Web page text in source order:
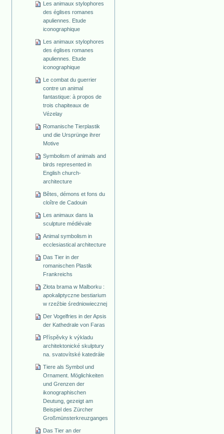
Les animaux stylophores
des églises romanes
apuliennes. Etude
iconographique
Les animaux stylophores
des églises romanes
apuliennes. Etude
iconographique
Le combat du guerrier
contre un animal
fantastique: à propos de
trois chapiteaux de
Vézelay
Romanische Tierplastik
und die Ursprünge ihrer
Motive
Symbolism of animals and
birds represented in
English church-
architecture
Bêtes, démons et fons du
cloître de Cadouin
Les animaux dans la
sculpture médiévale
Animal symbolism in
ecclesiastical architecture
Das Tier in der
romanischen Plastik
Frankreichs
Złota brama w Malborku :
apokaliptyczne bestiarium
w rzeźbie średniowiecznej
Der Vogelfries in der Apsis
der Kathedrale von Faras
Příspěvky k výkladu
architektonické skulptury
na. svatovítské katedrále
Tiere als Symbol und
Ornament. Möglichkeiten
und Grenzen der
ikonographischen
Deutung, gezeigt am
Beispiel des Zürcher
Großmünsterkreuzganges
Das Tier an der